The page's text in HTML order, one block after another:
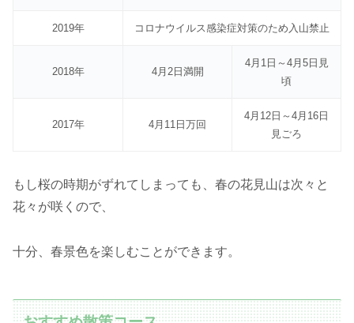
2019年 コロナウイルス感染症対策のため入山禁止
2018年 4月2日満開
4月1日～4月5日見
頃
2017年 4月11日万回
4月12日～4月16日
見ごろ
もし桜の時期がずれてしまっても、春の花見山は次々と
花々が咲くので、
十分、春景色を楽しむことができます。